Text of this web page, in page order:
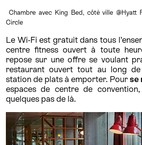
Chambre avec King Bed, côté ville @Hyatt
Circle
Le Wi-Fi est gratuit dans tous
centre fitness ouvert à toute
repose sur une offre se voulant
restaurant ouvert tout au long
station de plats à emporter. Pour se
espaces de centre de
quelques pas de là.